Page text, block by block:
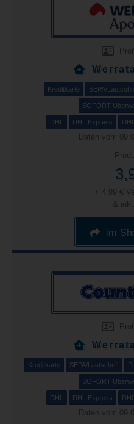
Kreditkarte SEPA/
SOFORT
DHL DHL Express
Daten vom
+ 4,99 €
&
im
Kreditkarte SEPA/Lastschrift
SOFORT
DHL DHL Express
Daten vom